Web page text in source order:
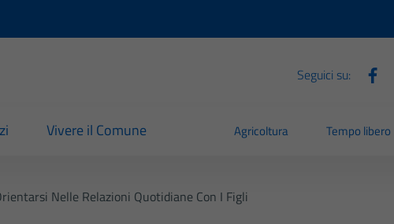
Seguici su:
Vivere il Comune Agricoltura Tempo libero
Nelle Relazioni Quotidiane Con I Figli